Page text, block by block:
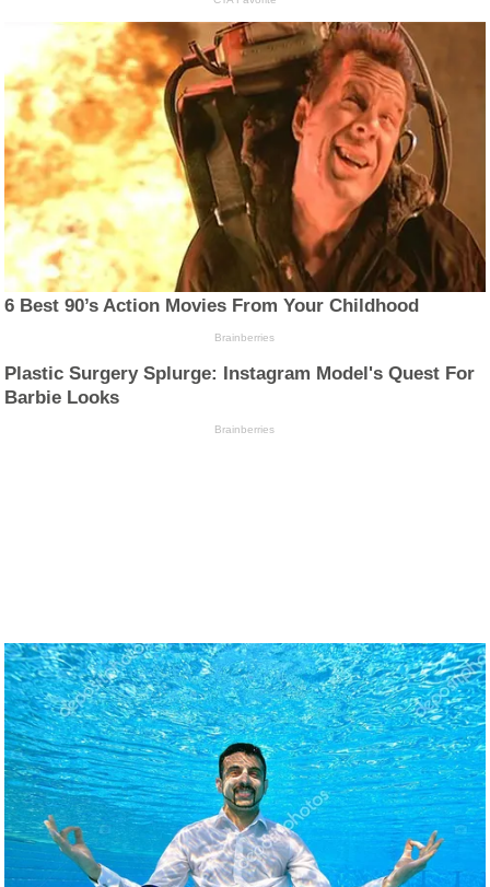
6 Best 90’s Action Movies From Your Childhood
Brainberries
Plastic Surgery Splurge: Instagram Model's Quest For
Barbie Looks
Brainberries